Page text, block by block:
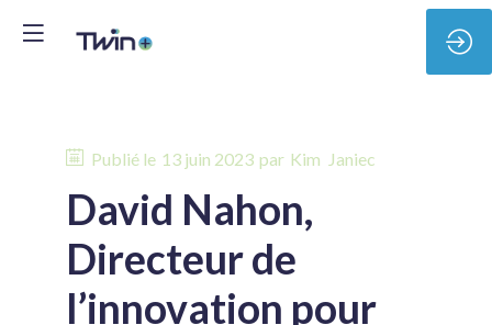
Publié le 13 juin 2023 par Kim Janiec
David Nahon,
Directeur de
l’innovation pour